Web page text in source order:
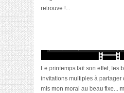
retrouve !...
[Vidéo] Objectif Poids
Le printemps fait son effet, les
invitations multiples à partager
mis mon moral au beau fixe...